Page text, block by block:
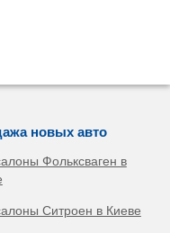
новых авто
Фольксваген в
Ситроен в Киеве